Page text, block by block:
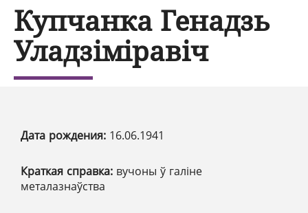
Купчанка Генадзь
Уладзіміравіч
Дата рождения: 16.06.1941
Краткая справка: вучоны ў галіне
металазнаўства